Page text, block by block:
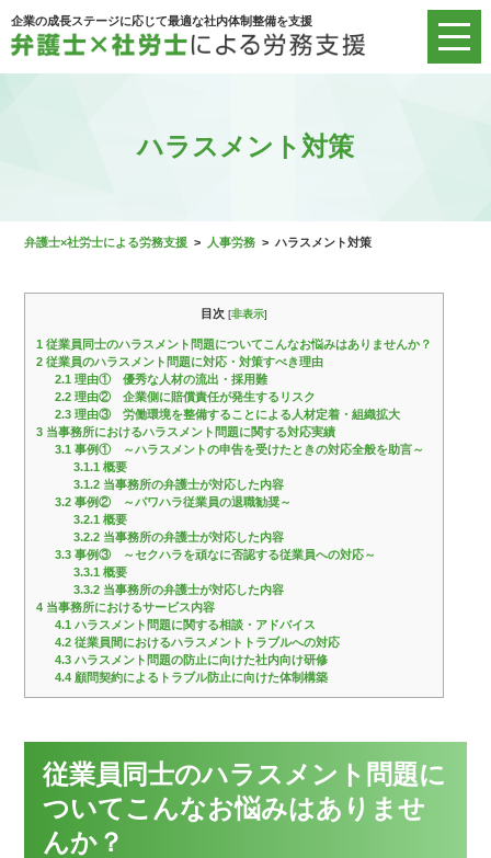
企業の成長ステージに応じて最適な社内体制整備を支援
ハラスメント対策
弁護士×社労士による労務支援 > 人事労務 >ハラスメント対策
目次 [非表示]
1 従業員同士のハラスメント問題についてこんなお悩みはありませんか？
2 従業員のハラスメント問題に対応・対策すべき理由
2.1 理由① 優秀な人材の流出・採用難
2.2 理由② 企業側に賠償責任が発生するリスク
2.3 理由③ 労働環境を整備することによる人材定着・組織拡大
3 当事務所におけるハラスメント問題に関する対応実績
3.1 事例① ～ハラスメントの申告を受けたときの対応全般を助言～
3.1.1概要
3.1.2当事務所の弁護士が対応した内容
3.2 事例② ～パワハラ従業員の退職勧奨～
3.2.1概要
3.2.2当事務所の弁護士が対応した内容
3.3 事例③ ～セクハラを頑なに否認する従業員への対応～
3.3.1概要
3.3.2当事務所の弁護士が対応した内容
4 当事務所におけるサービス内容
4.1 ハラスメント問題に関する相談・アドバイス
4.2 従業員間におけるハラスメントトラブルへの対応
4.3 ハラスメント問題の防止に向けた社内向け研修
4.4 顧問契約によるトラブル防止に向けた体制構築
従業員同士のハラスメント問題に
ついてこんなお悩みはありませ
んか？